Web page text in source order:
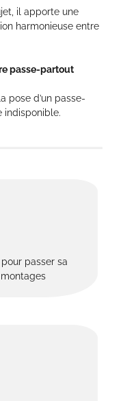
il apporte une
harmonieuse entre
passe-partout
pose d’un passe-
indisponible.
passer sa